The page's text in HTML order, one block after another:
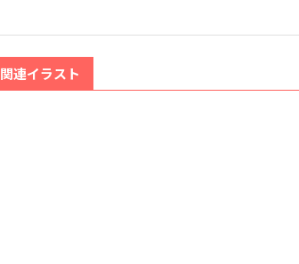
関連イラスト